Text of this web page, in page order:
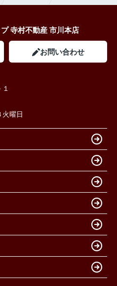
寺村不動産 市川本店
お問い合わせ
火曜日